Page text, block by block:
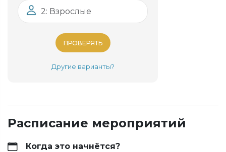
2: Взрослые
ПРОВЕРЯТЬ
Другие варианты?
Расписание мероприятий
Когда это начнётся?